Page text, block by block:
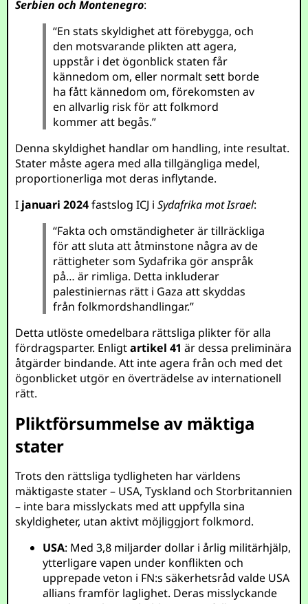
Serbien och Montenegro:
“En stats skyldighet att förebygga, och
den motsvarande plikten att agera,
uppstår i det ögonblick staten får
kännedom om, eller normalt sett borde
ha fått kännedom om, förekomsten av
en allvarlig risk för att folkmord
kommer att begås.”
Denna skyldighet handlar om handling, inte resultat.
Stater måste agera med alla tillgängliga medel,
proportionerliga mot deras inflytande.
I januari 2024fastslog ICJ iSydafrika mot Israel:
“Fakta och omständigheter är tillräckliga
för att sluta att åtminstone några av de
rättigheter som Sydafrika gör anspråk
på… är rimliga. Detta inkluderar
palestiniernas rätt i Gaza att skyddas
från folkmordshandlingar.”
Detta utlöste omedelbara rättsliga plikter för alla
fördragsparter. Enligtartikel 41 är dessa preliminära
åtgärder bindande. Att inte agera från och med det
ögonblicket utgör en överträdelse av internationell
rätt.
Pliktförsummelse av mäktiga
stater
Trots den rättsliga tydligheten har världens
mäktigaste stater – USA, Tyskland och Storbritannien
– inte bara misslyckats med att uppfylla sina
skyldigheter, utan aktivt möjliggjort folkmord.
USA: Med 3,8 miljarder dollar i årlig militärhjälp,
ytterligare vapen under konflikten och
upprepade veton i FN:s säkerhetsråd valde USA
allians framför laglighet. Deras misslyckande